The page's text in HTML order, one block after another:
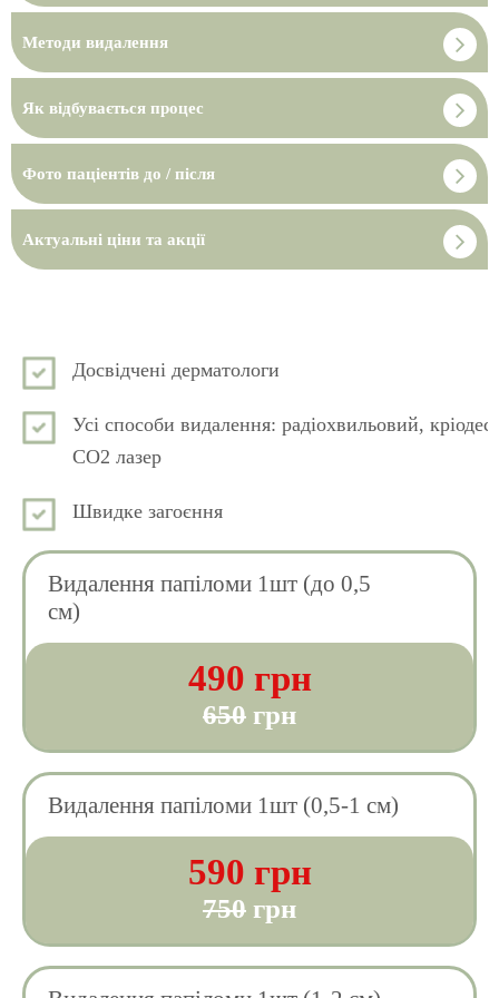
Методи видалення
Як відбувається процес
Фото паціентів до / після
Актуальні ціни та акції
Досвідчені дерматологи
Усі способи видалення: радіохвильовий,
СО2 лазер
Швидке загоєння
Видалення папіломи 1шт (до 0,5
см)
490 грн
650 грн
Видалення папіломи 1шт (0,5-1 см)
590 грн
750 грн